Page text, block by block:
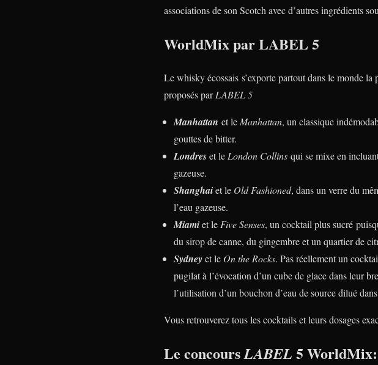
associations de son Scotch avec d’autres ingrédients
WorldMix par LABEL 5
Le whisky écossais s’exporte partout dans le monde
proposés parLABEL 5
Manhattan et le Manhattan, un classique
gouttes de bitter.
Londreset le London Collins qui se mixe en
gazeuse.
Shanghaiet le Old Fashioned, dans un verre du
l’eau gazeuse.
Miamiet le Five Senses, un cocktail plus sucré
du sirop de canne, du gingembre et un quartier de
Sydneyet le On the Rocks. Pas réellement un
pugilat à l’évocation d’un cube de glace dans leur
l’utilisation d’un bouchon d’eau de source dilué
Vous retrouverez tous les cocktails et leurs dosages
Le concoursLABEL 5 WorldMix: